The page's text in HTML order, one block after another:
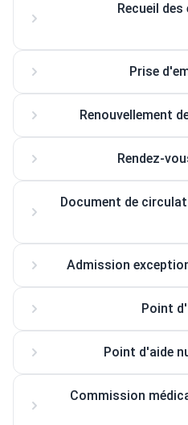
Recueil
Prise
Renouvellement
Rendez-
Document de
Admission
Point
Point d'aide
Commission